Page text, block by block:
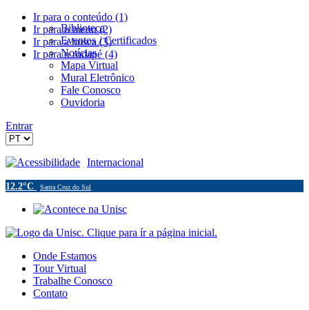
Ir para o conteúdo (1)
Ir para o menu (2)
Ir para a busca (3)
Ir para o rodapé (4)
Biblioteca
Eventos / Certificados
Notícias
Mapa Virtual
Mural Eletrônico
Fale Conosco
Ouvidoria
Entrar
Acessibilidade Internacional
12.2°C Santa Cruz do Sul
Onde Estamos
Tour Virtual
Trabalhe Conosco
Contato